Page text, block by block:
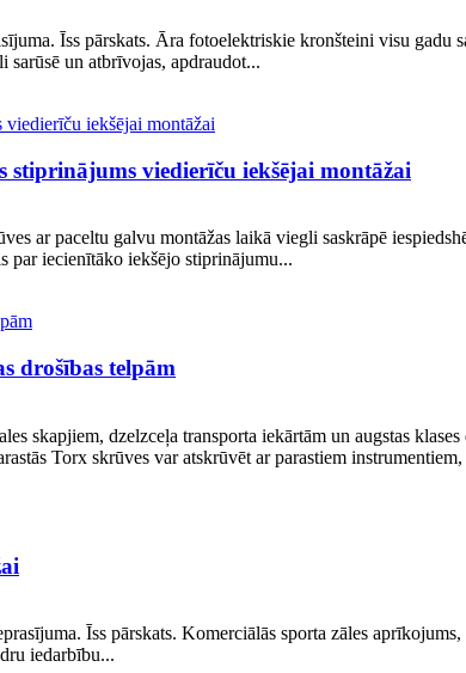
Īss pārskats. Āra fotoelektriskie kronšteini visu gadu
sarūsē un atbrīvojas, apdraudot...
stiprinājums viedierīču iekšējai montāžai
ar paceltu galvu montāžas laikā viegli saskrāpē
iecienītāko iekšējo stiprinājumu...
drošības telpām
skapjiem, dzelzceļa transporta iekārtām un augstas
Torx skrūves var atskrūvēt ar parastiem instrumentiem,
Īss pārskats. Komerciālās sporta zāles
iedarbību...